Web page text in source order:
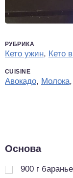
РУБРИКА
Кето ужин, Кето
CUISINE
Авокадо, Молока,
Основа
900 г